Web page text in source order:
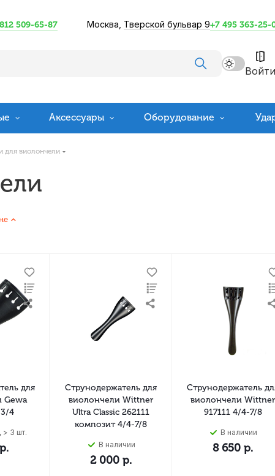
509-65-87 Москва, Тверской бульвар 9+7 495 363-25-
Войти
Аксессуары Оборудование
для виолончели
для
Gewa
3/4
> 3 шт.
Струнодержатель для
виолончели Wittner
Ultra Classic 262111
композит 4/4-7/8
В наличии
2 000р.
Струнодержатель
виолончели Wittner
917111 4/4-7/8
В наличии
8 650 р.